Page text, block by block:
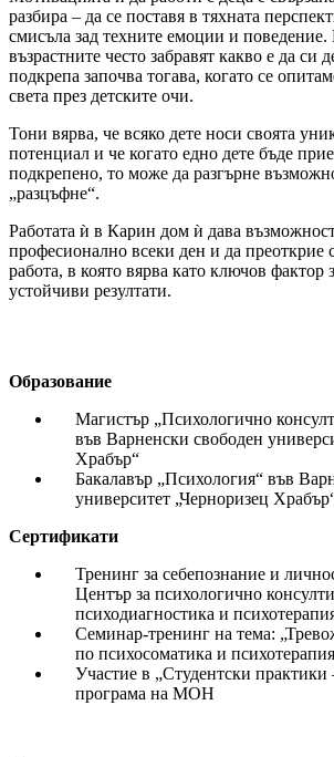
разбира – да се поставя в тяхната
смисъла зад техните емоции и поведение.
възрастните често забравят какво е да си
подкрепа започва тогава, когато се
света през детските очи.
Тони вярва, че всяко дете носи своята
потенциал и че когато едно дете бъде
подкрепено, то може да разгърне
„разцъфне“.
Работата ѝ в Карин дом ѝ дава
професионално всеки ден и да преоткрие
работа, в която вярва като ключов фактор
устойчиви резултати.
Образование
Магистър „Психологично
във Варненски свободен
Храбър“
Бакалавър „Психология“ във
университет „Черноризец
Сертификати
Тренинг за себепознание и
Център за психологично
психодиагностика и
Семинар-тренинг на тема:
по психосоматика и
Участие в „Студентски практики
програма на МОН